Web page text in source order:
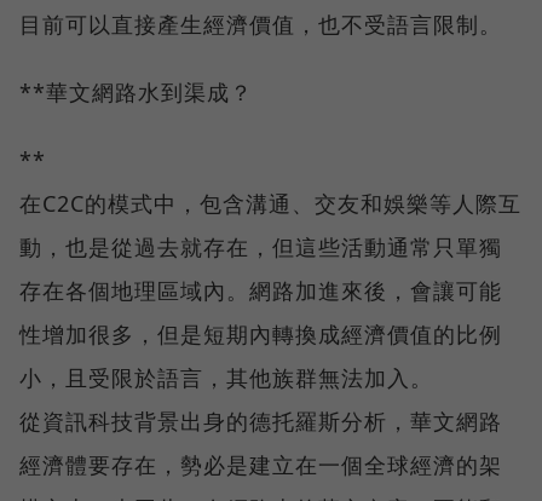
目前可以直接產生經濟價值，也不受語言限制。
**華文網路水到渠成？
**
在C2C的模式中，包含溝通、交友和娛樂等人際互
動，也是從過去就存在，但這些活動通常只單獨
存在各個地理區域內。網路加進來後，會讓可能
性增加很多，但是短期內轉換成經濟價值的比例
小，且受限於語言，其他族群無法加入。
從資訊科技背景出身的德托羅斯分析，華文網路
經濟體要存在，勢必是建立在一個全球經濟的架